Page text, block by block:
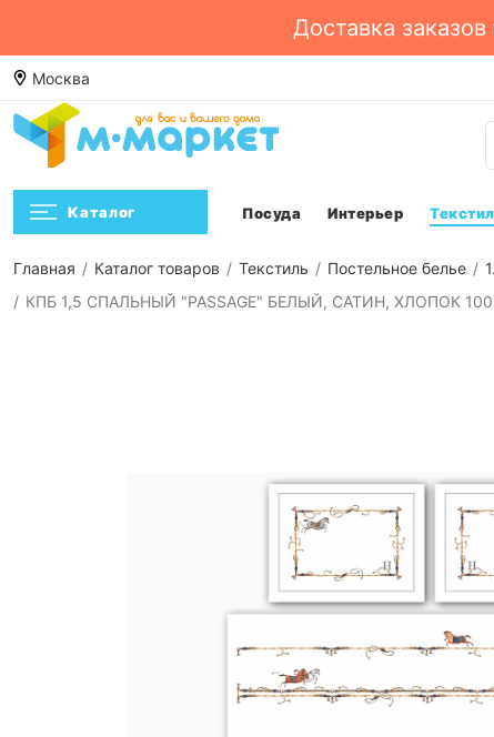
Доставка заказов
Москва
Смотреть ->
Каталог Посуда Интерьер
Главная Каталог товаров Текстиль Постельное белье
КПБ 1,5 СПАЛЬНЫЙ "PASSAGE" БЕЛЫЙ, САТИН, ХЛОПОК